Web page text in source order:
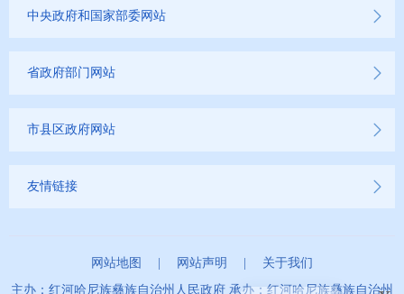
中央政府和国家部委网站
省政府部门网站
市县区政府网站
友情链接
网站地图 网站声明
关于我们
主办：红河哈尼族彝族自治州人民政府 承办：红河哈尼族彝族自治州